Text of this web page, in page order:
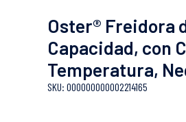
Oster® Freidora
Capacidad, con
Temperatura,
: 000000000002214165